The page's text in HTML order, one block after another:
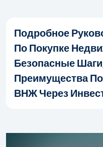
Подробное
По Покупке
Безопасные
Преимущества
ВНЖ Через